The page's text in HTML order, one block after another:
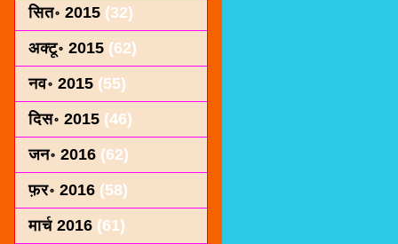
सित॰ 2015 (32)
अक्टू॰ 2015 (62)
नव॰ 2015 (55)
दिस॰ 2015 (46)
जन॰ 2016 (62)
फ़र॰ 2016 (58)
मार्च 2016 (61)